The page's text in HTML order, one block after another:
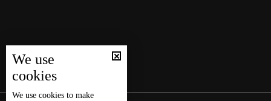
We use
cookies
We use cookies to make